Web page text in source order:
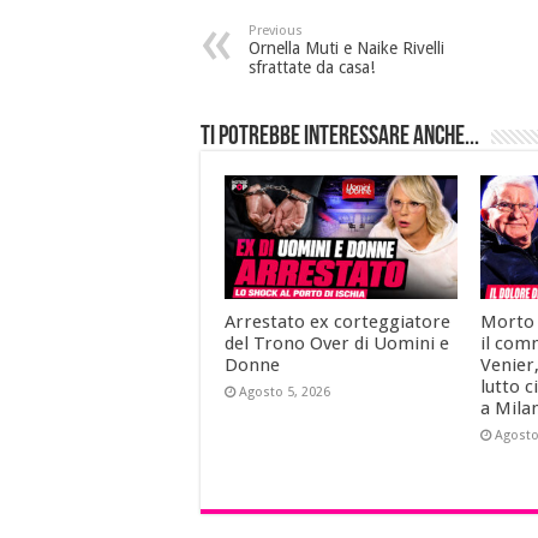
Previous
Ornella Muti e Naike Rivelli
sfrattate da casa!
Ti potrebbe interessare anche...
Arrestato ex corteggiatore
del Trono Over di Uomini e
Donne
Agosto 5, 2026
Morto
il
lutto
a